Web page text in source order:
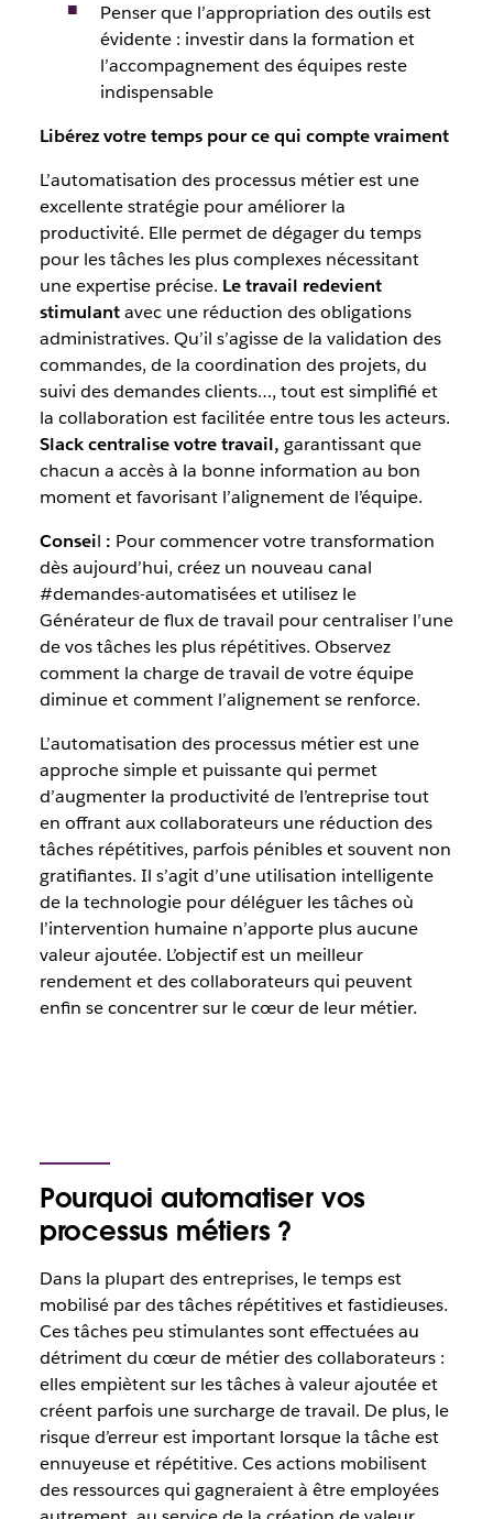
Penser que l’appropriation des outils est
évidente : investir dans la formation et
l’accompagnement des équipes reste
indispensable
Libérez votre temps pour ce qui compte vraiment
L’automatisation des processus métier est une
excellente stratégie pour améliorer la
productivité. Elle permet de dégager du temps
pour les tâches les plus complexes nécessitant
une expertise précise. Le travail redevient
stimulantavec une réduction des obligations
administratives. Qu’il s’agisse de la validation des
commandes, de la coordination des projets, du
suivi des demandes clients…, tout est simplifié et
la collaboration est facilitée entre tous les acteurs.
Slack centralise votre travail, garantissant que
chacun a accès à la bonne information au bon
moment et favorisant l’alignement de l’équipe.
Conseil : Pour commencer votre transformation
dès aujourd’hui, créez un nouveau canal
#demandes-automatisées et utilisez le
Générateur de flux de travail pour centraliser l’une
de vos tâches les plus répétitives. Observez
comment la charge de travail de votre équipe
diminue et comment l’alignement se renforce.
L’automatisation des processus métier est une
approche simple et puissante qui permet
d’augmenter la productivité de l’entreprise tout
en offrant aux collaborateurs une réduction des
tâches répétitives, parfois pénibles et souvent non
gratifiantes. Il s’agit d’une utilisation intelligente
de la technologie pour déléguer les tâches où
l’intervention humaine n’apporte plus aucune
valeur ajoutée. L’objectif est un meilleur
rendement et des collaborateurs qui peuvent
enfin se concentrer sur le cœur de leur métier.
Pourquoi automatiser vos
processus métiers ?
Dans la plupart des entreprises, le temps est
mobilisé par des tâches répétitives et fastidieuses.
Ces tâches peu stimulantes sont effectuées au
détriment du cœur de métier des collaborateurs :
elles empiètent sur les tâches à valeur ajoutée et
créent parfois une surcharge de travail. De plus, le
risque d’erreur est important lorsque la tâche est
ennuyeuse et répétitive. Ces actions mobilisent
des ressources qui gagneraient à être employées